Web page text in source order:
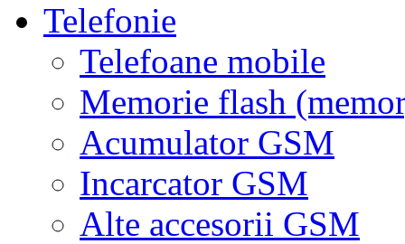
Telefonie
Telefoane mobile
Memorie flash
Acumulator GSM
Incarcator GSM
Alte accesorii GSM